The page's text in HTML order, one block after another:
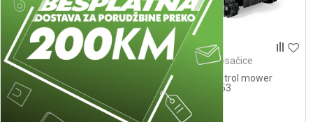
Robotske kosačice
Garaza za robot kosačice
QUIX
149,00
Robotske kosačice
Remote control mower
Villager RC 53
6.999,00